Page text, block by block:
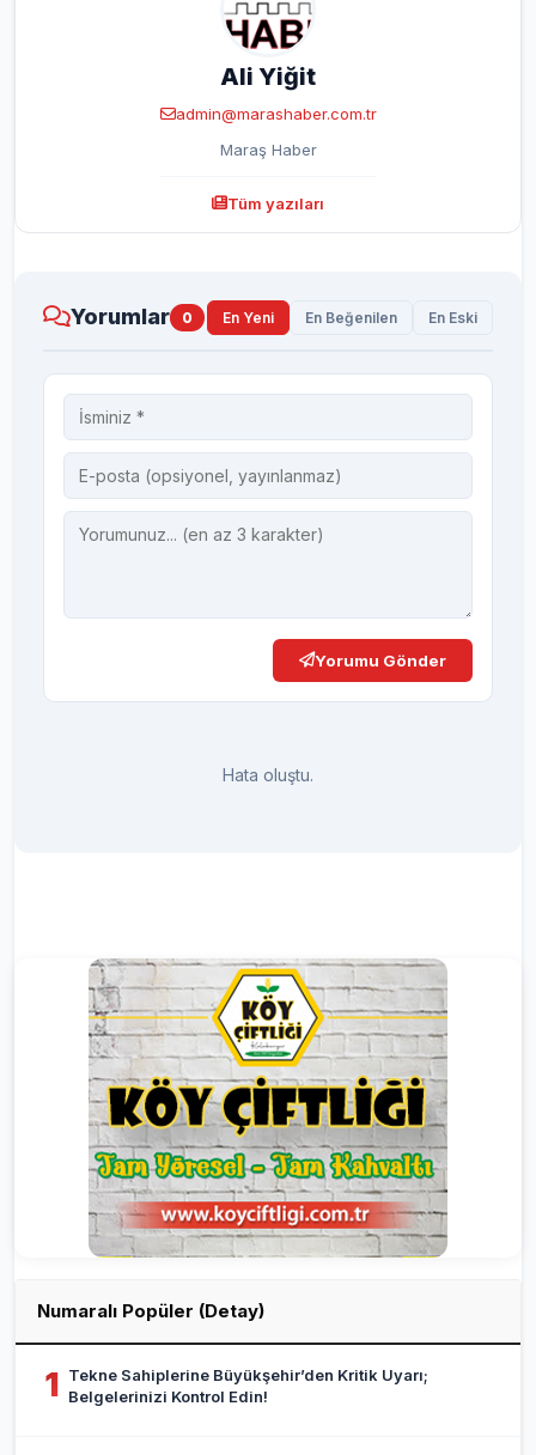
Ali Yiğit
admin@marashaber.com.tr
Maraş Haber
Tüm yazıları
Yorumlar 0 En Yeni En Beğenilen En Eski
Yorumu Gönder
Hata oluştu.
Numaralı Popüler (Detay)
1 Tekne Sahiplerine Büyükşehir’den Kritik Uyarı;
Belgelerinizi Kontrol Edin!